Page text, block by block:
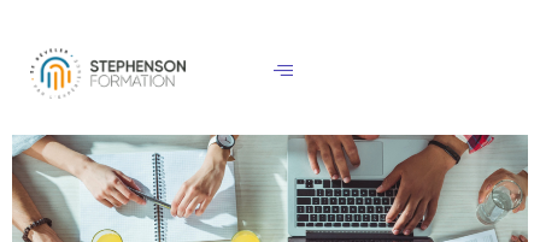
ci